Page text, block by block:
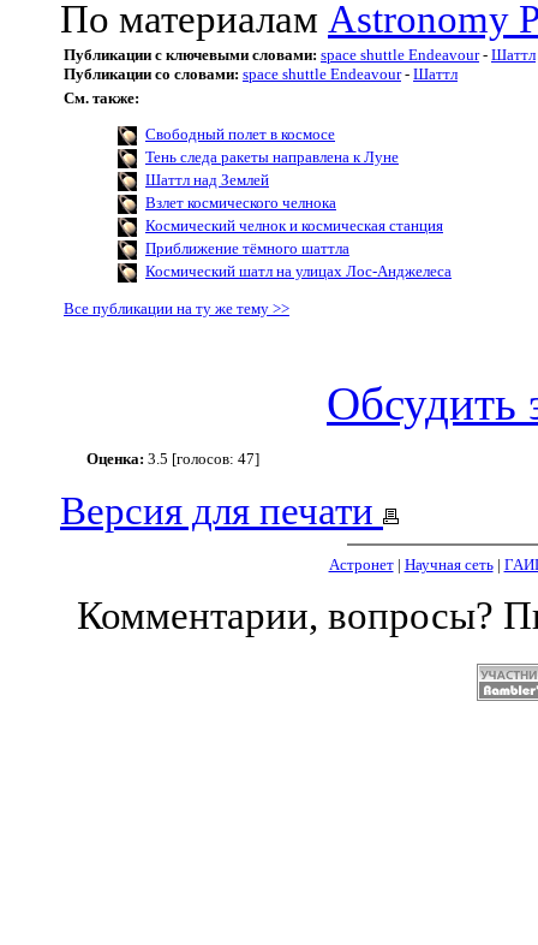
По материалам Astronomy
Публикации с ключевыми словами: space shuttle Endeavour- Шаттл
Публикации со словами: space shuttle Endeavour- Шаттл
См. также:
Свободный полет в космосе
Тень следа ракеты направлена к Луне
Шаттл над Землей
Взлет космического челнока
Космический челнок и космическая станция
Приближение тёмного шаттла
Космический шатл на улицах Лос-Анджелеса
Все публикации на ту же тему >>
Обсудить
Оценка: 3.5 [голосов: 47]
Версия для печати
Астронет| Научная сеть|
Комментарии, вопросы?